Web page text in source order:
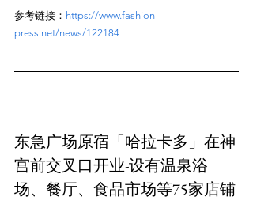
参考链接： https://www.fashion-
press.net/news/122184
东急广场原宿「哈拉卡多」在神
宫前交叉口开业-设有温泉浴
场、餐厅、食品市场等75家店铺